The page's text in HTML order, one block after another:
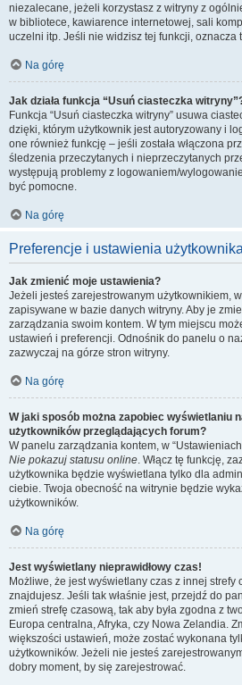
niezalecane, jeżeli korzystasz z witryny z
w bibliotece, kawiarence internetowej, sali
uczelni itp. Jeśli nie widzisz tej funkcji, oznacza
Na górę
Jak działa funkcja “Usuń ciasteczka
Funkcja “Usuń ciasteczka witryny” usuwa
dzięki, którym użytkownik jest autoryzowany i
one również funkcję – jeśli została włączona
śledzenia przeczytanych i nieprzeczytanych
występują problemy z logowaniem/
być pomocne.
Na górę
Preferencje i ustawienia użytkownika
Jak zmienić moje ustawienia?
Jeżeli jesteś zarejestrowanym użytkownikiem,
zapisywane w bazie danych witryny. Aby je
zarządzania swoim kontem. W tym miejscu
ustawień i preferencji. Odnośnik do panelu o
zazwyczaj na górze stron witryny.
Na górę
W jaki sposób można zapobiec wyświetlaniu
użytkowników przeglądających forum?
W panelu zarządzania kontem, w
Nie pokazuj statusu online. Włącz tę funkcję,
użytkownika będzie wyświetlana tylko dla
ciebie. Twoja obecność na witrynie będzie
użytkowników.
Na górę
Jest wyświetlany nieprawidłowy czas!
Możliwe, że jest wyświetlany czas z innej strefy
znajdujesz. Jeśli tak właśnie jest, przejdź do
zmień strefę czasową, tak aby była zgodna z
Europa centralna, Afryka, czy Nowa Zelandia.
większości ustawień, może zostać wykonana
użytkowników. Jeżeli nie jesteś
dobry moment, by się zarejestrować.